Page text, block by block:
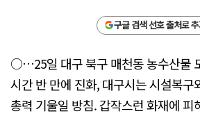
구글 검색 선호 출처로
○…25일 대구 북구 매천동 농수산물
시간 반 만에 진화, 대구시는 시설복구
총력 기울일 방침. 갑작스런 화재에 피